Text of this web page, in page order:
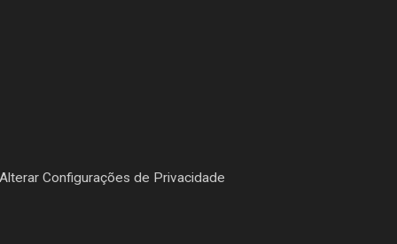
Configurações de Privacidade